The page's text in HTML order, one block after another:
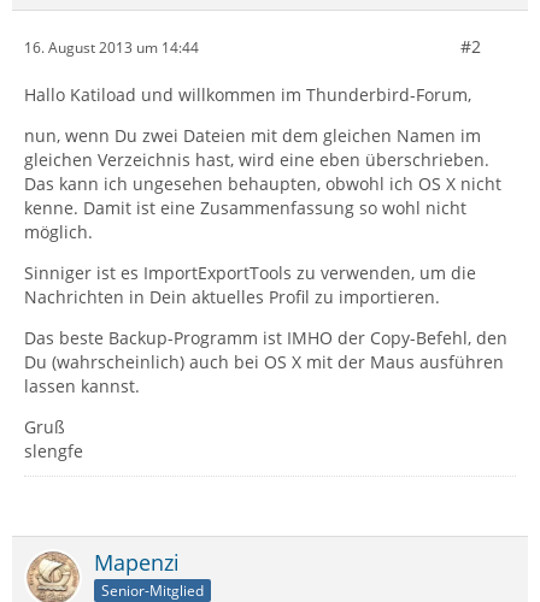
16. August 2013 um 14:44 #2
Hallo Katiload und willkommen im Thunderbird-Forum,
nun, wenn Du zwei Dateien mit dem gleichen Namen im
gleichen Verzeichnis hast, wird eine eben überschrieben.
Das kann ich ungesehen behaupten, obwohl ich OS X nicht
kenne. Damit ist eine Zusammenfassung so wohl nicht
möglich.
Sinniger ist es ImportExportTools zu verwenden, um die
Nachrichten in Dein aktuelles Profil zu importieren.
Das beste Backup-Programm ist IMHO der Copy-Befehl, den
Du (wahrscheinlich) auch bei OS X mit der Maus ausführen
lassen kannst.
Gruß
slengfe
Mapenzi
Senior-Mitglied